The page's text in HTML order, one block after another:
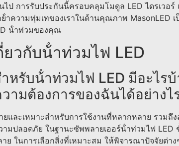
ป การรับประกันนี้ครอบคลุมโมดูล LED ไดรเวอร์
าความทุ่มเทของเราในด้านคุณภาพ MasonLED
น้ําท่วมของคุณ
วกับน้ําท่วมไฟ LED
หรับน้ําท่วมไฟ LED มีอะไร
ามต้องการของฉันได้อย่างไ
และเหมาะสําหรับการใช้งานที่หลากหลาย รวมถึ
มปลอดภัย ในฐานะซัพพลายเออร์น้ําท่วมไฟ LED
ย ในการเลือกสิ่งที่เหมาะสม ให้พิจารณาปัจจัยต่า